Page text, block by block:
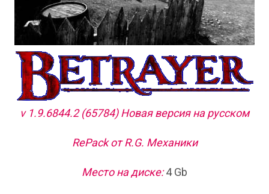
v 1.9.6844.2 (65784) Новая версия на русском
RePack от R.G. Механики
Место на диске:4 Gb